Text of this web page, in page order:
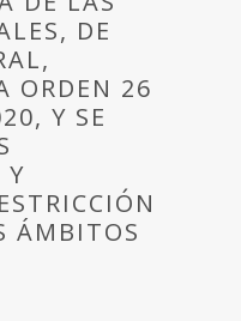
DE
ORDEN 26
Y SE
Y
ÁMBITOS